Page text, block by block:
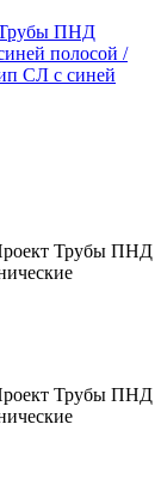
ПНД
полосой /
СЛ с синей